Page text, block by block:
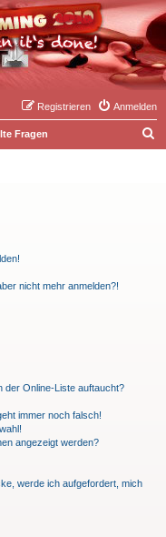
Anmelden
Registrieren
Fragen
nicht mehr anmelden?!
der Online-Liste auftaucht?
immer noch falsch!
angezeigt werden?
werde ich aufgefordert, mich